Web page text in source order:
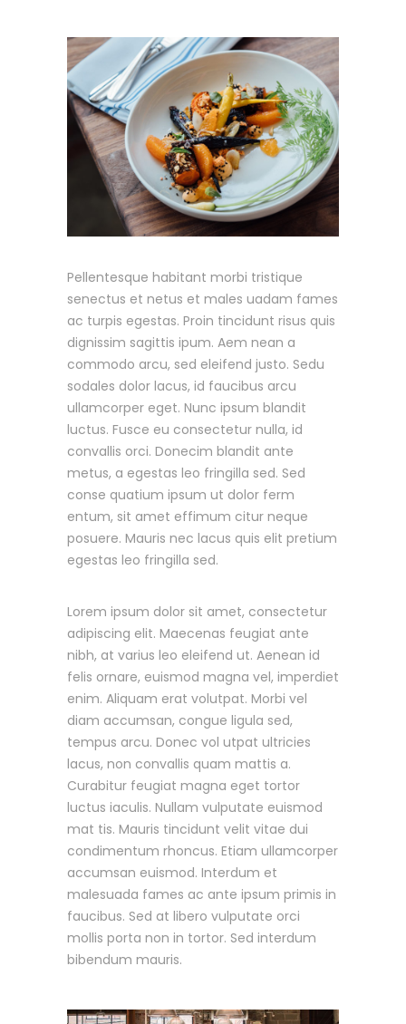
Pellentesque habitant morbi tristique
senectus et netus et males uadam fames
ac turpis egestas. Proin tincidunt risus quis
dignissim sagittis ipum. Aem nean a
commodo arcu, sed eleifend justo. Sedu
sodales dolor lacus, id faucibus arcu
ullamcorper eget. Nunc ipsum blandit
luctus. Fusce eu consectetur nulla, id
convallis orci. Donecim blandit ante
metus, a egestas leo fringilla sed. Sed
conse quatium ipsum ut dolor ferm
entum, sit amet effimum citur neque
posuere. Mauris nec lacus quis elit pretium
egestas leo fringilla sed.
Lorem ipsum dolor sit amet, consectetur
adipiscing elit. Maecenas feugiat ante
nibh, at varius leo eleifend ut. Aenean id
felis ornare, euismod magna vel, imperdiet
enim. Aliquam erat volutpat. Morbi vel
diam accumsan, congue ligula sed,
tempus arcu. Donec vol utpat ultricies
lacus, non convallis quam mattis a.
Curabitur feugiat magna eget tortor
luctus iaculis. Nullam vulputate euismod
mat tis. Mauris tincidunt velit vitae dui
condimentum rhoncus. Etiam ullamcorper
accumsan euismod. Interdum et
malesuada fames ac ante ipsum primis in
faucibus. Sed at libero vulputate orci
mollis porta non in tortor. Sed interdum
bibendum mauris.